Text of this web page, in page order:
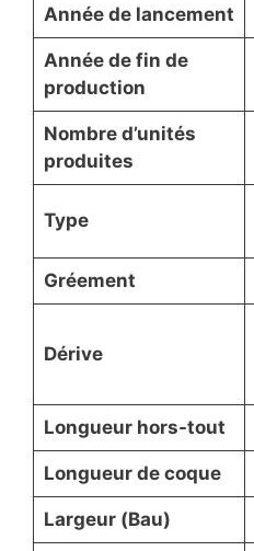
Année de lancement
Année de fin de
production
Nombre d’unités
produites
Type
Gréement
Dérive
Longueur hors-tout
Longueur de coque
Largeur (Bau)